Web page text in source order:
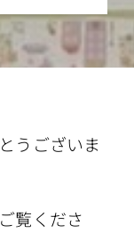
うございま
覧くださ